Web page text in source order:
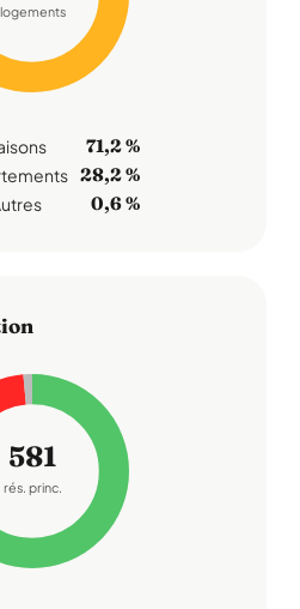
logements
71,2 %
28,2 %
0,6 %
581
rés. princ.